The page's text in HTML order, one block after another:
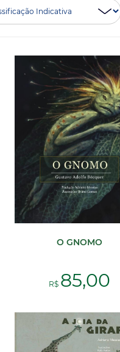
O GNOMO
R$ 85,00